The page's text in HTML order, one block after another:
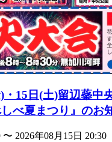
・15日(土)留辺蘂中
べ夏まつり』のお
〜 2026年08月15日 20:30